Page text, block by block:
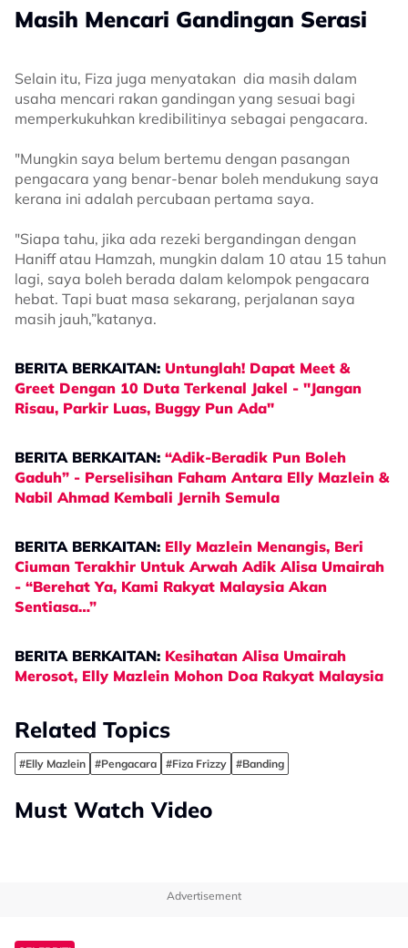
Masih Mencari Gandingan Serasi
Selain itu, Fiza juga menyatakan dia masih dalam
usaha mencari rakan gandingan yang sesuai bagi
memperkukuhkan kredibilitinya sebagai pengacara.
"Mungkin saya belum bertemu dengan pasangan
pengacara yang benar-benar boleh mendukung saya
kerana ini adalah percubaan pertama saya.
"Siapa tahu, jika ada rezeki bergandingan dengan
Haniff atau Hamzah, mungkin dalam 10 atau 15 tahun
lagi, saya boleh berada dalam kelompok pengacara
hebat. Tapi buat masa sekarang, perjalanan saya
masih jauh,”katanya.
BERITA BERKAITAN: Untunglah! Dapat Meet &
Greet Dengan 10 Duta Terkenal Jakel - "Jangan
Risau, Parkir Luas, Buggy Pun Ada"
BERITA BERKAITAN: “Adik-Beradik Pun Boleh
Gaduh” - Perselisihan Faham Antara Elly Mazlein &
Nabil Ahmad Kembali Jernih Semula
BERITA BERKAITAN: Elly Mazlein Menangis, Beri
Ciuman Terakhir Untuk Arwah Adik Alisa Umairah
- “Berehat Ya, Kami Rakyat Malaysia Akan
Sentiasa…”
BERITA BERKAITAN: Kesihatan Alisa Umairah
Merosot, Elly Mazlein Mohon Doa Rakyat Malaysia
Related Topics
#Elly Mazlein #Pengacara #Fiza Frizzy #Banding
Must Watch Video
Advertisement